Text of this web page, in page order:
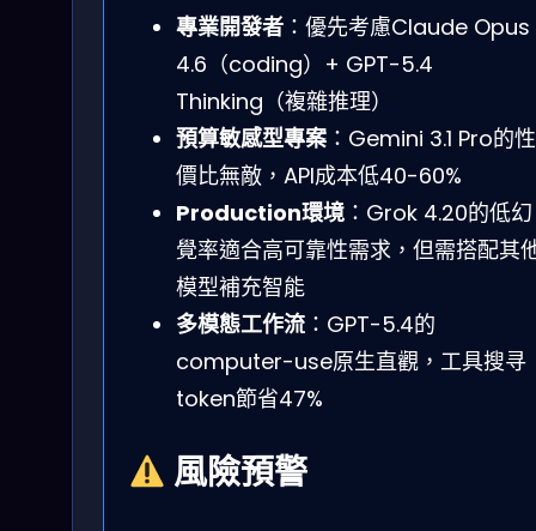
專業開發者 ：優先考慮Claude Opus
4.6（coding）+ GPT-5.4
Thinking（複雜推理）
預算敏感型專案 ：Gemini 3.1 Pro的性
價比無敵，API成本低40-60%
Production環境 ：Grok 4.20的低幻
覺率適合高可靠性需求，但需搭配其
模型補充智能
多模態工作流 ：GPT-5.4的
computer-use原生直觀，工具搜寻
token節省47%
風險預警